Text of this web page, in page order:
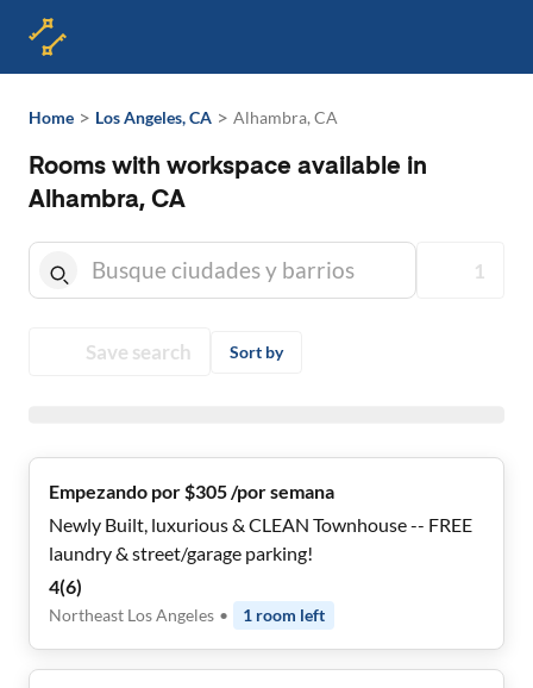
Home > Los Angeles, CA > Alhambra, CA
Rooms with workspace available in
Alhambra, CA
1
Save search Sort by
Empezando por $305 /por semana
Newly Built, luxurious & CLEAN Townhouse -- FREE
laundry & street/garage parking!
4(6)
Northeast Los Angeles • 1 room left